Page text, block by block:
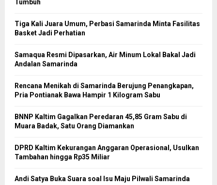
Tumbuh
Tiga Kali Juara Umum, Perbasi Samarinda Minta Fasilitas
Basket Jadi Perhatian
Samaqua Resmi Dipasarkan, Air Minum Lokal Bakal Jadi
Andalan Samarinda
Rencana Menikah di Samarinda Berujung Penangkapan,
Pria Pontianak Bawa Hampir 1 Kilogram Sabu
BNNP Kaltim Gagalkan Peredaran 45,85 Gram Sabu di
Muara Badak, Satu Orang Diamankan
DPRD Kaltim Kekurangan Anggaran Operasional, Usulkan
Tambahan hingga Rp35 Miliar
Andi Satya Buka Suara soal Isu Maju Pilwali Samarinda